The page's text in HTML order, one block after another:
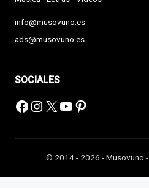
info@musovuno.es
ads@musovuno.es
SOCIALES
Facebook
Instagram
X YouTube
Pinterest
© 2014 - 2026 - Musovuno -